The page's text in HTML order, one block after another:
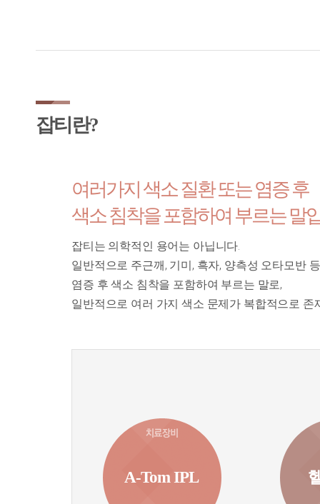
잡티란?
여러가지 색소 질환 또는 염증 후
색소 침착을 포함하여 부르는 말
잡티는 의학적인 용어는 아닙니다.
일반적으로 주근깨, 기미, 흑자, 양측성 오타모반
염증 후 색소 침착을 포함하여 부르는 말로,
일반적으로 여러 가지 색소 문제가 복합적으로 존
A-Tom IPL